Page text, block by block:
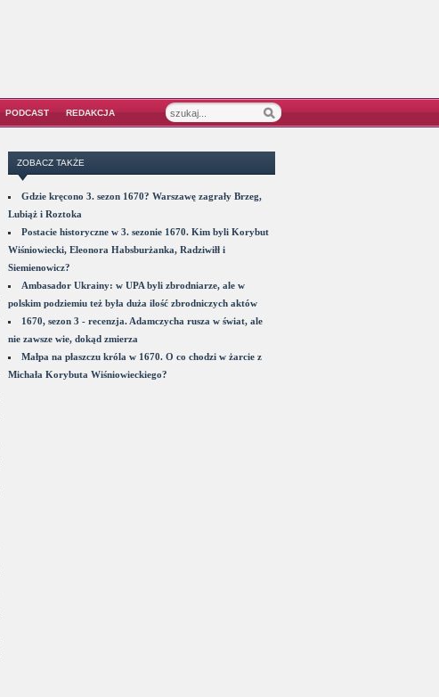
PODCAST REDAKCJA
ZOBACZ TAKŻE
Gdzie kręcono 3. sezon 1670? Warszawę zagrały Brzeg,
Lubiąż i Roztoka
Postacie historyczne w 3. sezonie 1670. Kim byli Korybut
Wiśniowiecki, Eleonora Habsburżanka, Radziwiłł i
Siemienowicz?
Ambasador Ukrainy: w UPA byli zbrodniarze, ale w
polskim podziemiu też była duża ilość zbrodniczych aktów
1670, sezon 3 - recenzja. Adamczycha rusza w świat, ale
nie zawsze wie, dokąd zmierza
Małpa na płaszczu króla w 1670. O co chodzi w żarcie z
Michała Korybuta Wiśniowieckiego?